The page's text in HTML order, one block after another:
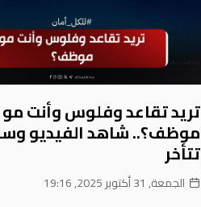
تريد تقاعد وفلوس وأنت مو
موظف؟.. شاهد الفيديو
تتأخر
الجمعة, 31 أكتوبر 2025, 19:16